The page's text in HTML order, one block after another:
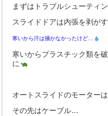
Q&A・お問合わせ
メールでのお問い合わせ
取扱商品
まずはトラブルシューティ
スライドドアは内張を剥が
寒いから汗は掻かなかったけど…
寒いからプラスチック類を
に
オートスライドのモーター
その先はケーブル…